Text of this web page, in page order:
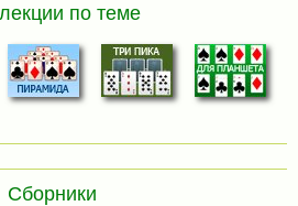
по теме
Сборники